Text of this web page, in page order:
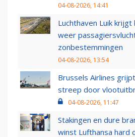
04-08-2026, 14:41
Luchthaven Luik
weer
zonbestemmingen
04-08-2026, 13:54
Brussels Airlines
streep door
04-08-2026, 11:47
Stakingen en dure
winst Lufthansa hard